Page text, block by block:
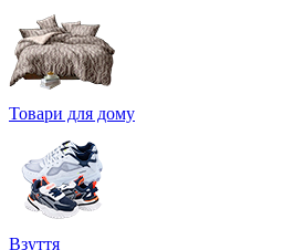
Товари для дому
Взуття